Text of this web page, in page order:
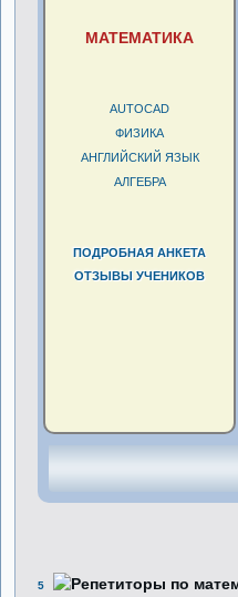
МАТЕМАТИКА
AUTOCAD
ФИЗИКА
АНГЛИЙСКИЙ ЯЗЫК
АЛГЕБРА
ПОДРОБНАЯ АНКЕТА
ОТЗЫВЫ УЧЕНИКОВ
5